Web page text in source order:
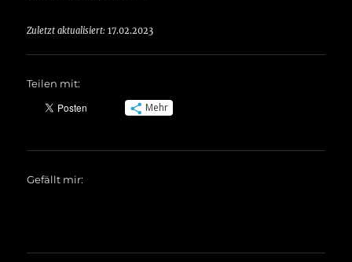
Zuletzt aktualisiert:17.02.2023
Teilen mit:
Mehr
Gefällt mir: